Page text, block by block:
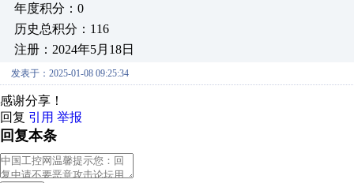
年度积分：0
历史总积分：116
注册：2024年5月18日
发表于：2025-01-08 09:25:34
感谢分享！
回复 引用 举报
回复本条